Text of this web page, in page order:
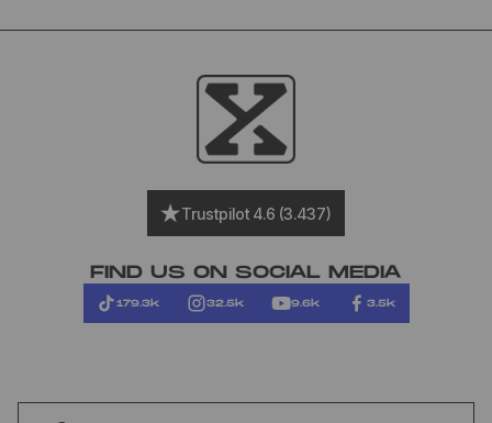
Trustpilot 4.6 (3.437)
FIND US ON SOCIAL MEDIA
179.3k 32.5k 9.6k 3.5k